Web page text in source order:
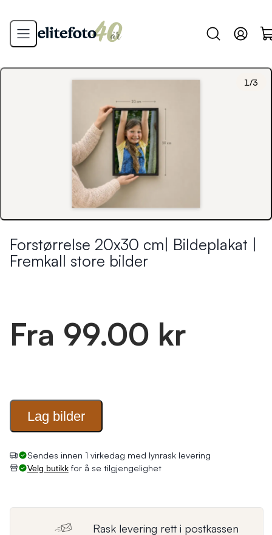
1 /3
Forstørrelse 20x30 cm| Bildeplakat |
Fremkall store bilder
Fra 99.00 kr
Lag bilder
Sendes innen 1 virkedag med lynrask levering
Velg butikkfor å se tilgjengelighet
Rask levering rett i postkassen